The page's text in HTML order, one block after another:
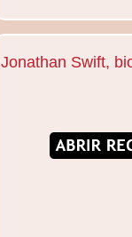
Jonathan Swift,